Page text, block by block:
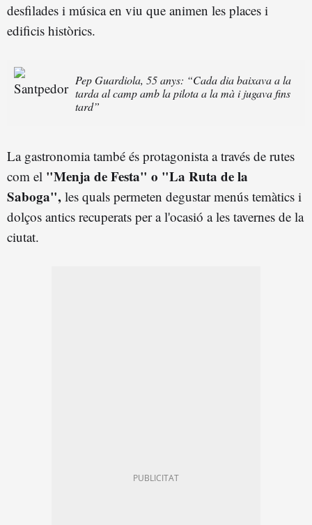
desfilades i música en viu que animen les places i
edificis històrics.
Pep Guardiola, 55 anys: “Cada dia baixava a la
tarda al camp amb la pilota a la mà i jugava fins
tard”
La gastronomia també és protagonista a través de rutes
com el "Menja de Festa" o "La Ruta de la
Saboga", les quals permeten degustar menús temàtics i
dolços antics recuperats per a l'ocasió a les tavernes de la
ciutat.